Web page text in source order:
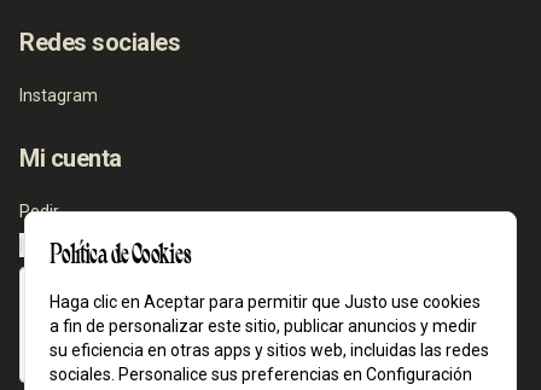
Redes sociales
Instagram
Mi cuenta
Pedir
Iniciar sesión
Política de Cookies
Haga clic en Aceptar para permitir que Justo use cookies
a fin de personalizar este sitio, publicar anuncios y medir
su eficiencia en otras apps y sitios web, incluidas las redes
sociales. Personalice sus preferencias en Configuración